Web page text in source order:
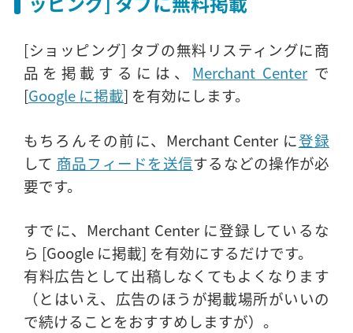
[ショッピング] タブの無料リスティングに商
品を掲載するには、 Merchant Centerで
[Google に掲載] を有効にします。
もちろんその前に、Merchant Center に登録
して 商品フィードを送信するなどの操作が必
要です。
すでに、Merchant Center に登録しているな
ら [Google に掲載] を有効にするだけです。
有料広告として出稿しなくてもよくなります
（とはいえ、広告のほうが掲載場所がいいの
で続けることをおすすめしますが）。